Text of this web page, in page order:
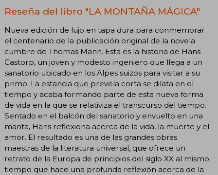
Reseña del libro "LA MONTAÑA MÁGICA"
Nueva edición de lujo en tapa dura para conmemorar
el centenario de la publicación original de la novela
cumbre de Thomas Mann. Esta es la historia de Hans
Castorp, un joven y modesto ingeniero que llega a un
sanatorio ubicado en los Alpes suizos para visitar a su
primo. La estancia que preveía corta se dilata en el
tiempo y acaba formando parte de esta nueva forma
de vida en la que se relativiza el transcurso del tiempo.
Sentado en el balcón del sanatorio y envuelto en una
manta, Hans reflexiona acerca de la vida, la muerte y el
amor. El resultado es una de las grandes obras
maestras de la literatura universal, que ofrece un
retrato de la Europa de principios del siglo XX al mismo
tiempo que hace una profunda reflexión acerca de la